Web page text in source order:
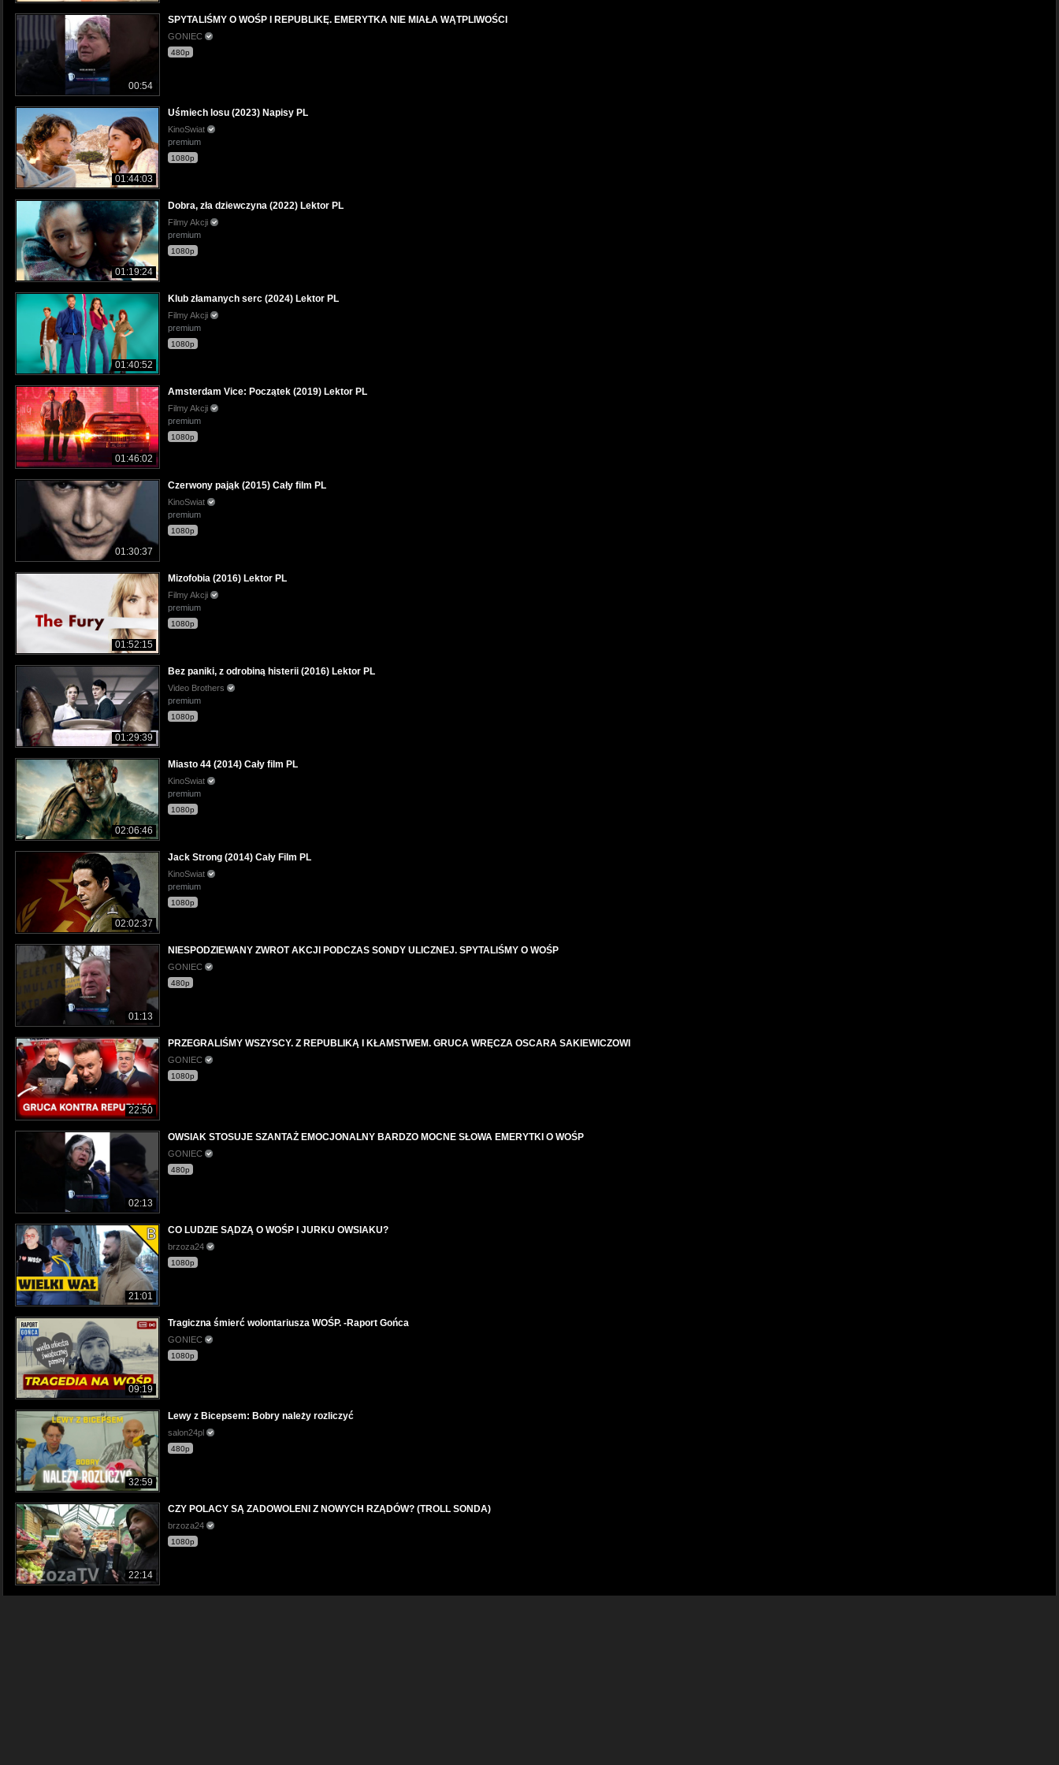
00:54
SPYTALIŚMY O WOŚP I REPUBLIKĘ. EMERYTKA NIE MIAŁA WĄTPLIWOŚCI
GONIEC
480p
01:44:03
Uśmiech losu (2023) Napisy PL
KinoSwiat
premium
1080p
01:19:24
Dobra, zła dziewczyna (2022) Lektor PL
Filmy Akcji
premium
1080p
01:40:52
Klub złamanych serc (2024) Lektor PL
Filmy Akcji
premium
1080p
01:46:02
Amsterdam Vice: Początek (2019) Lektor PL
Filmy Akcji
premium
1080p
01:30:37
Czerwony pająk (2015) Cały film PL
KinoSwiat
premium
1080p
01:52:15
Mizofobia (2016) Lektor PL
Filmy Akcji
premium
1080p
01:29:39
Bez paniki, z odrobiną histerii (2016) Lektor PL
Video Brothers
premium
1080p
02:06:46
Miasto 44 (2014) Cały film PL
KinoSwiat
premium
1080p
02:02:37
Jack Strong (2014) Cały Film PL
KinoSwiat
premium
1080p
01:13
NIESPODZIEWANY ZWROT AKCJI PODCZAS SONDY ULICZNEJ. SPYTALIŚMY O WOŚP
GONIEC
480p
22:50
PRZEGRALIŚMY WSZYSCY. Z REPUBLIKĄ I KŁAMSTWEM. GRUCA WRĘCZA OSCARA SAKIEWICZOWI
GONIEC
1080p
02:13
OWSIAK STOSUJE SZANTAŻ EMOCJONALNY BARDZO MOCNE SŁOWA EMERYTKI O WOŚP
GONIEC
480p
21:01
CO LUDZIE SĄDZĄ O WOŚP I JURKU OWSIAKU?
brzoza24
1080p
09:19
Tragiczna śmierć wolontariusza WOŚP. -Raport Gońca
GONIEC
1080p
32:59
Lewy z Bicepsem: Bobry należy rozliczyć
salon24pl
480p
22:14
CZY POLACY SĄ ZADOWOLENI Z NOWYCH RZĄDÓW? (TROLL SONDA)
brzoza24
1080p